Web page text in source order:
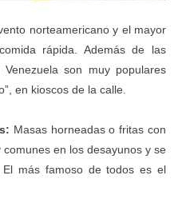
norteamericano y el mayor
rápida. Además de las
son muy populares
en kioscos de la calle.
Masas horneadas o fritas con
en los desayunos y se
más famoso de todos es el